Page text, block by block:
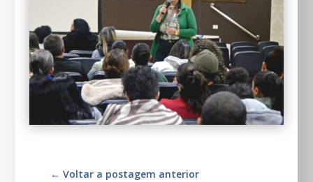
←Voltar a postagem anterior